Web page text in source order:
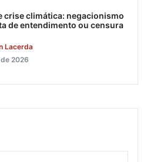
crise climática: negacionismo
de entendimento ou censura
Lacerda
2026